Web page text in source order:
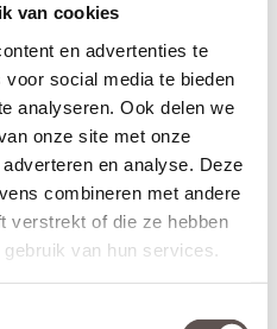
van cookies
en advertenties te
social media te bieden
analyseren. Ook delen we
onze site met onze
en analyse. Deze
combineren met andere
verstrekt of die ze hebben
van hun services.
zoals een 3-
in de deur gemonteerd. De
en de bewerkte kanten van
voor meer informatie een
slotgatop standaard hoogte,
in de Austria Villars frezen.
wordt op een vaste
hart van de deurkruk zit altijd
vanaf de onderzijde van de